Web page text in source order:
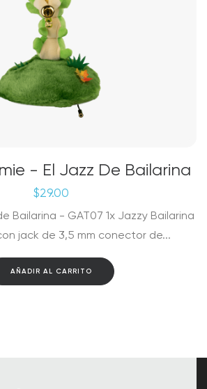
- El Jazz De Bailarina
$29.00
Bailarina - GAT07 1x Jazzy Bailarina
jack de 3,5 mm conector de...
AÑADIR AL CARRITO